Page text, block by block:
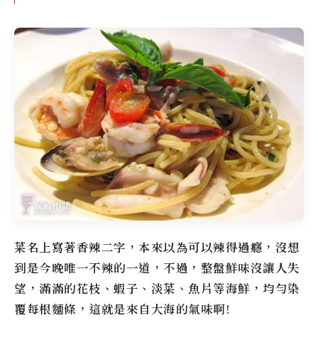
菜名上寫著香辣二字，本來以為可以辣得過癮，沒想
到是今晚唯一不辣的一道，不過，整盤鮮味沒讓人失
望，滿滿的花枝、蝦子、淡菜、魚片等海鮮，均勻染
覆每根麵條，這就是來自大海的氣味啊!